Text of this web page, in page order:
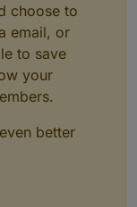
choose to
email, or
to save
your
better